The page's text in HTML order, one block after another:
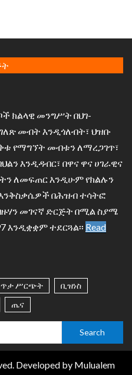
ክልላዊ መንግሥት በህገ-
መብት እንዲጎለብት፣ ህዝቡ
የማግኘት መብቱን ለማረጋገጥ፣
እንዲዳብር፣ በዋና ዋና ሀገራዊና
ለመፍጠር እንዲሁም የክልሉን
በሕዝብ ተሳትፎ
መገናኛ ድርጅት በሚል ስያሜ
እንዲቋቋም ተደርጓል፡፡ Read
ሥርጭት
ቢዝነስ
ጤና
Developed by Mulualem